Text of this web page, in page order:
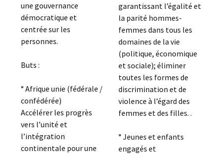
une gouvernance
démocratique et
centrée sur les
personnes.
Buts :
° Afrique unie (fédérale /
confédérée)
Accélérer les progrès
vers l’unité et
l’intégration
continentale pour une
garantissant l’égalité et
la parité hommes-
femmes dans tous les
domaines de la vie
(politique, économique
et sociale); éliminer
toutes les formes de
discrimination et de
violence à l’égard des
femmes et des filles. .
° Jeunes et enfants
engagés et